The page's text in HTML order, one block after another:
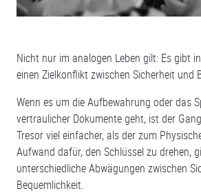
Nicht nur im analogen Leben gilt: Es gibt
einen Zielkonflikt zwischen Sicherheit und
Wenn es um die Aufbewahrung oder das
vertraulicher Dokumente geht, ist der
Tresor viel einfacher, als der zum
Aufwand dafür, den Schlüssel zu drehen,
unterschiedliche Abwägungen zwischen
Bequemlichkeit.